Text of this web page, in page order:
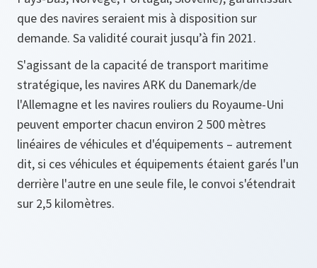
que des navires seraient mis à disposition sur
demande. Sa validité courait jusqu’à fin 2021.
S'agissant de la capacité de transport maritime
stratégique, les navires ARK du Danemark/de
l'Allemagne et les navires rouliers du Royaume-Uni
peuvent emporter chacun environ 2 500 mètres
linéaires de véhicules et d'équipements – autrement
dit, si ces véhicules et équipements étaient garés l'un
derrière l'autre en une seule file, le convoi s'étendrait
sur 2,5 kilomètres.